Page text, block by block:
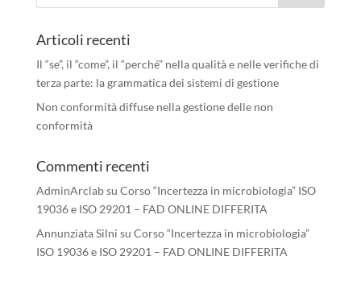
Articoli recenti
Il “se”, il “come”, il “perché” nella qualità e nelle verifiche di
terza parte: la grammatica dei sistemi di gestione
Non conformità diffuse nella gestione delle non
conformità
Commenti recenti
AdminArclabsu Corso “Incertezza in microbiologia” ISO
19036 e ISO 29201 – FAD ONLINE DIFFERITA
Annunziata Silni su Corso “Incertezza in microbiologia”
ISO 19036 e ISO 29201 – FAD ONLINE DIFFERITA